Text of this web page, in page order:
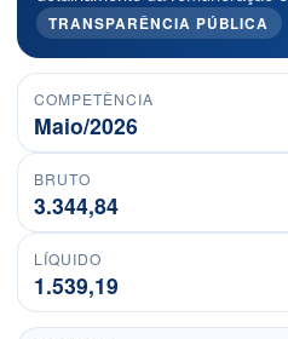
TRANSPARÊNCIA PÚBLICA
COMPETÊNCIA
Maio/2026
BRUTO
3.344,84
LÍQUIDO
1.539,19